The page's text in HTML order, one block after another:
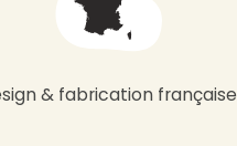
& fabrication française